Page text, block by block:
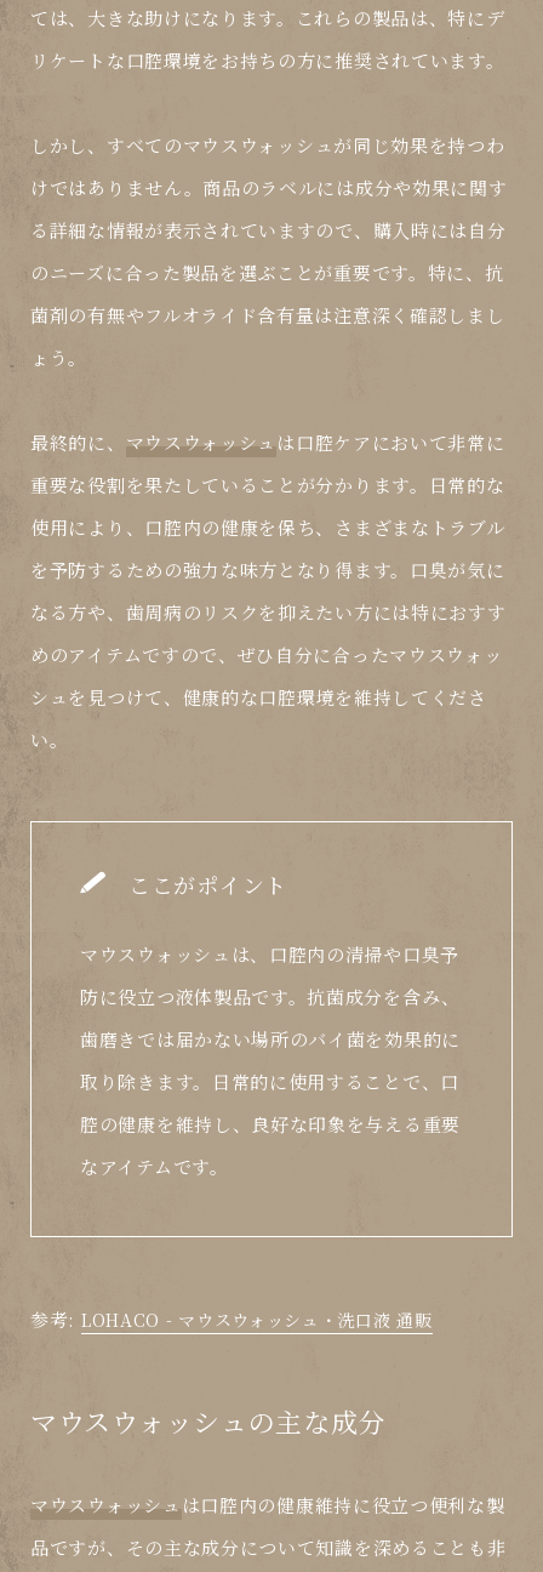
ては、大きな助けになります。これらの製品は、特にデ
リケートな口腔環境をお持ちの方に推奨されています。
しかし、すべてのマウスウォッシュが同じ効果を持つわ
けではありません。商品のラベルには成分や効果に関す
る詳細な情報が表示されていますので、購入時には自分
のニーズに合った製品を選ぶことが重要です。特に、抗
菌剤の有無やフルオライド含有量は注意深く確認しまし
ょう。
最終的に、 マウスウォッシュ は口腔ケアにおいて非常に
重要な役割を果たしていることが分かります。日常的な
使用により、口腔内の健康を保ち、さまざまなトラブル
を予防するための強力な味方となり得ます。口臭が気に
なる方や、歯周病のリスクを抑えたい方には特におすす
めのアイテムですので、ぜひ自分に合ったマウスウォッ
シュを見つけて、健康的な口腔環境を維持してくださ
い。
ここがポイント
マウスウォッシュは、口腔内の清掃や口臭予
防に役立つ液体製品です。抗菌成分を含み、
歯磨きでは届かない場所のバイ菌を効果的に
取り除きます。日常的に使用することで、口
腔の健康を維持し、良好な印象を与える重要
なアイテムです。
参考: LOHACO - マウスウォッシュ・洗口液 通販
マウスウォッシュの主な成分
マウスウォッシュ は口腔内の健康維持に役立つ便利な製
品ですが、その主な成分について知識を深めることも非